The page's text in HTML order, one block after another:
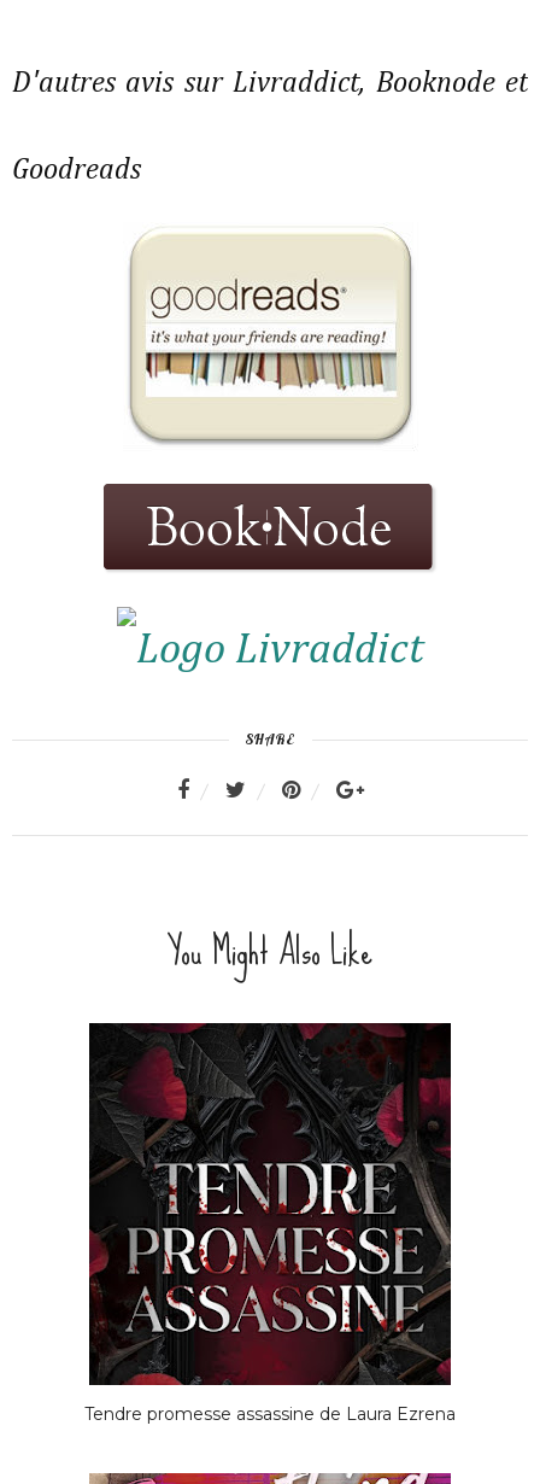
D'autres avis sur Livraddict, Booknode et
Goodreads
SHARE
You Might Also Like
Tendre promesse assassine de Laura Ezrena